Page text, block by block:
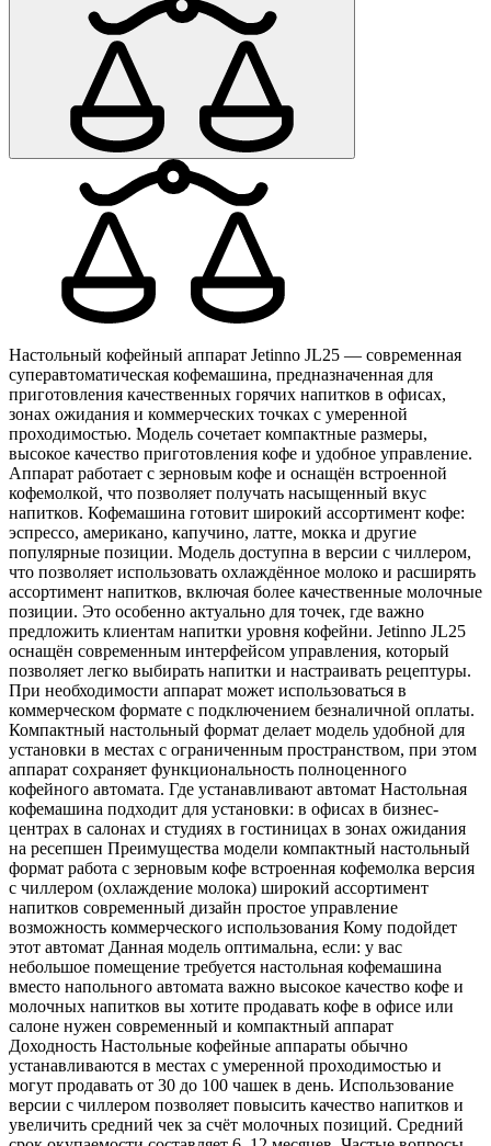
Настольный кофейный аппарат Jetinno JL25 — современная
суперавтоматическая кофемашина, предназначенная для
приготовления качественных горячих напитков в офисах,
зонах ожидания и коммерческих точках с умеренной
проходимостью. Модель сочетает компактные размеры,
высокое качество приготовления кофе и удобное управление.
Аппарат работает с зерновым кофе и оснащён встроенной
кофемолкой, что позволяет получать насыщенный вкус
напитков. Кофемашина готовит широкий ассортимент кофе:
эспрессо, американо, капучино, латте, мокка и другие
популярные позиции. Модель доступна в версии с чиллером,
что позволяет использовать охлаждённое молоко и расширять
ассортимент напитков, включая более качественные молочные
позиции. Это особенно актуально для точек, где важно
предложить клиентам напитки уровня кофейни. Jetinno JL25
оснащён современным интерфейсом управления, который
позволяет легко выбирать напитки и настраивать рецептуры.
При необходимости аппарат может использоваться в
коммерческом формате с подключением безналичной оплаты.
Компактный настольный формат делает модель удобной для
установки в местах с ограниченным пространством, при этом
аппарат сохраняет функциональность полноценного
кофейного автомата. Где устанавливают автомат Настольная
кофемашина подходит для установки: в офисах в бизнес-
центрах в салонах и студиях в гостиницах в зонах ожидания
на ресепшен Преимущества модели компактный настольный
формат работа с зерновым кофе встроенная кофемолка версия
с чиллером (охлаждение молока) широкий ассортимент
напитков современный дизайн простое управление
возможность коммерческого использования Кому подойдет
этот автомат Данная модель оптимальна, если: у вас
небольшое помещение требуется настольная кофемашина
вместо напольного автомата важно высокое качество кофе и
молочных напитков вы хотите продавать кофе в офисе или
салоне нужен современный и компактный аппарат
Доходность Настольные кофейные аппараты обычно
устанавливаются в местах с умеренной проходимостью и
могут продавать от 30 до 100 чашек в день. Использование
версии с чиллером позволяет повысить качество напитков и
увеличить средний чек за счёт молочных позиций. Средний